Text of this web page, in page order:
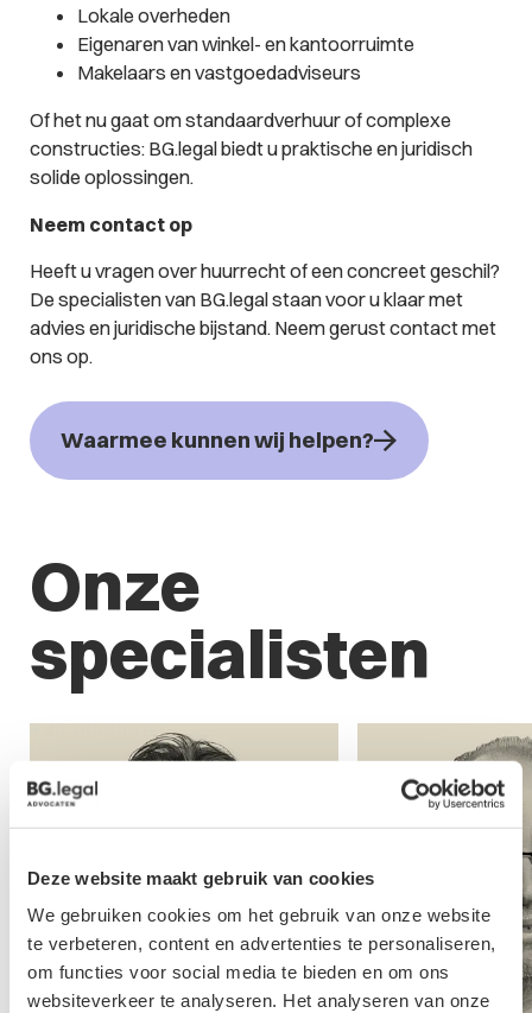
Deze website maakt gebruik van cookies
We gebruiken cookies om het gebruik van onze website
te verbeteren, content en advertenties te personaliseren,
om functies voor social media te bieden en om ons
websiteverkeer te analyseren. Het analyseren van onze
Lokale overheden
Eigenaren van winkel- en kantoorruimte
Makelaars en vastgoedadviseurs
Of het nu gaat om standaardverhuur of complexe
constructies: BG.legal biedt u praktische en juridisch
solide oplossingen.
Neem contact op
Heeft u vragen over huurrecht of een concreet geschil?
De specialisten van BG.legal staan voor u klaar met
advies en juridische bijstand. Neem gerust contact met
ons op.
Waarmee kunnen wij helpen?
Onze
specialisten